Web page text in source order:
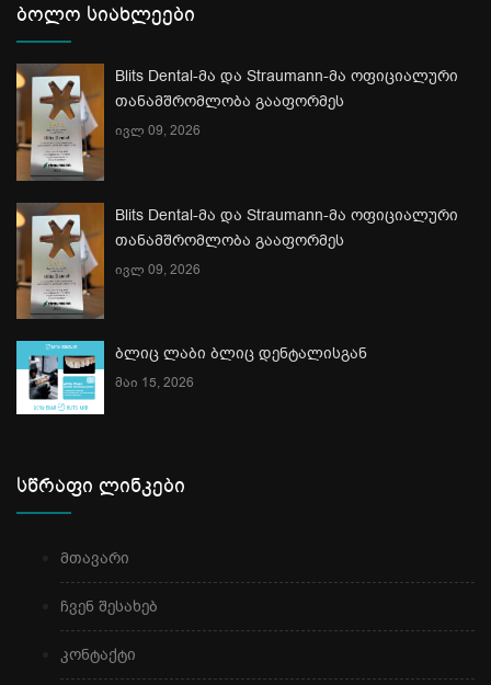
ბოლო სიახლეები
Blits Dental-მა და Straumann-მა ოფიციალური
თანამშრომლობა გააფორმეს
ივლ 09, 2026
Blits Dental-მა და Straumann-მა ოფიციალური
თანამშრომლობა გააფორმეს
ივლ 09, 2026
ბლიც ლაბი ბლიც დენტალისგან
მაი 15, 2026
სწრაფი ლინკები
მთავარი
ჩვენ შესახებ
კონტაქტი